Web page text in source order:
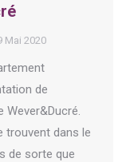
Mai 2020
de
trouvent dans le
de sorte que